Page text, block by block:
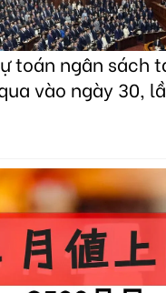
toán ngân sách
vào ngày 30,